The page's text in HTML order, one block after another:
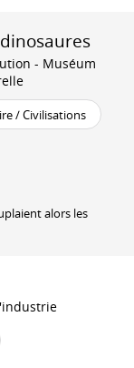
- Muséum
/ Civilisations
alors les